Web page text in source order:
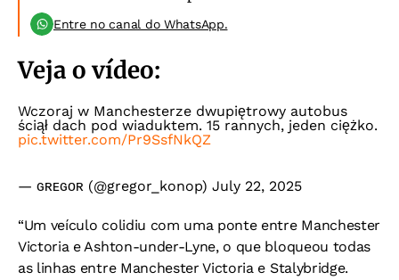
Entre no canal do WhatsApp.
Veja o vídeo:
Wczoraj w Manchesterze dwupiętrowy autobus
ściął dach pod wiaduktem. 15 rannych, jeden ciężko.
pic.twitter.com/Pr9SsfNkQZ
— ɢʀᴇɢᴏʀ (@gregor_konop) July 22, 2025
“Um veículo colidiu com uma ponte entre Manchester
Victoria e Ashton-under-Lyne, o que bloqueou todas
as linhas entre Manchester Victoria e Stalybridge.